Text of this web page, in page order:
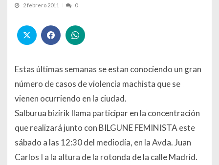
2 febrero 2011 0
Estas últimas semanas se estan conociendo un gran
número de casos de violencia machista que se
vienen ocurriendo en la ciudad.
Salburua bizirik llama participar en la concentración
que realizará junto con BILGUNE FEMINISTA este
sábado a las 12:30 del mediodía, en la Avda. Juan
Carlos I a la altura de la rotonda de la calle Madrid.